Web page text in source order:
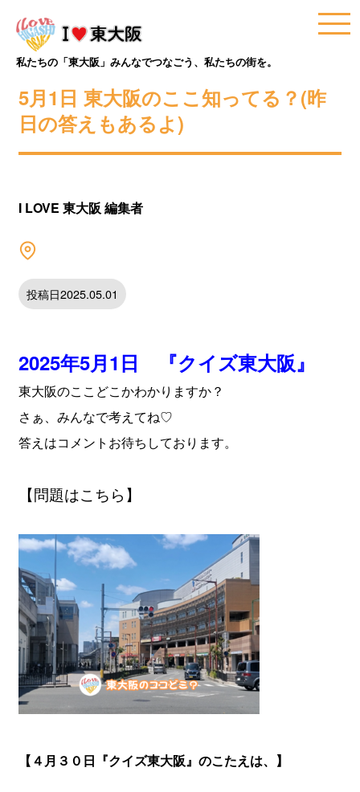
私たちの「東大阪」みんなでつなごう、私たちの街を。
5月1日 東大阪のここ知ってる？(昨
日の答えもあるよ)
I LOVE 東大阪 編集者
投稿日2025.05.01
2025年5月1日 『クイズ東大阪』
東大阪のここどこかわかりますか？
さぁ、みんなで考えてね♡
答えはコメントお待ちしております。
【問題はこちら】
【４月３０ 日『クイズ東大阪』のこたえは、】